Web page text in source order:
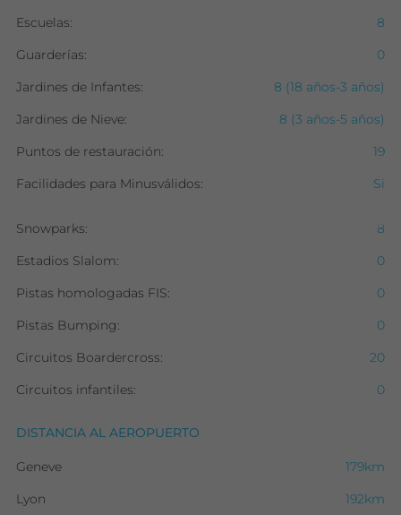
Escuelas:
8
Guarderías:
0
Jardines de Infantes:
8 (18 años-3 años)
Jardines de Nieve:
8 (3 años-5 años)
Puntos de restauración:
19
Facilidades para Minusválidos:
Si
Snowparks:
8
Estadios Slalom:
0
Pistas homologadas FIS:
0
Pistas Bumping:
0
Circuitos Boardercross:
20
Circuitos infantiles:
0
DISTANCIA AL AEROPUERTO
Geneve
179km
Lyon
192km